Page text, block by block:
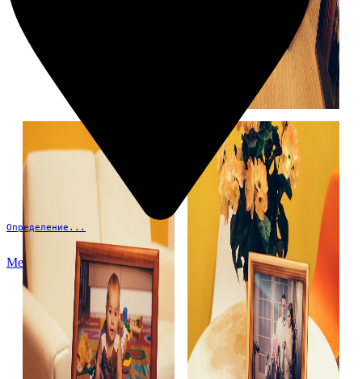
Определение...
Меню